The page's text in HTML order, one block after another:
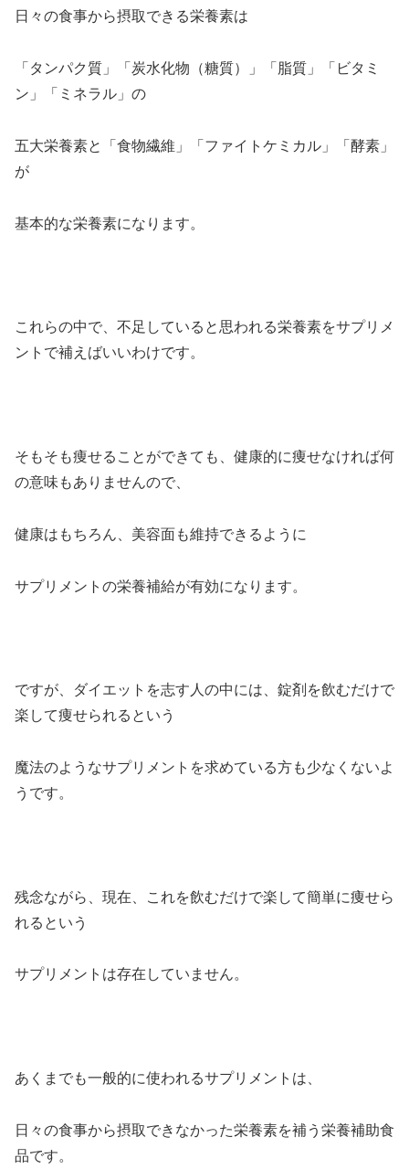
日々の食事から摂取できる栄養素は
「タンパク質」「炭水化物（糖質）」「脂質」「ビタミ
ン」「ミネラル」の
五大栄養素と「食物繊維」「ファイトケミカル」「酵素」
が
基本的な栄養素になります。
これらの中で、不足していると思われる栄養素をサプリメ
ントで補えばいいわけです。
そもそも痩せることができても、健康的に痩せなければ何
の意味もありませんので、
健康はもちろん、美容面も維持できるように
サプリメントの栄養補給が有効になります。
ですが、ダイエットを志す人の中には、錠剤を飲むだけで
楽して痩せられるという
魔法のようなサプリメントを求めている方も少なくないよ
うです。
残念ながら、現在、これを飲むだけで楽して簡単に痩せら
れるという
サプリメントは存在していません。
あくまでも一般的に使われるサプリメントは、
日々の食事から摂取できなかった栄養素を補う栄養補助食
品です。